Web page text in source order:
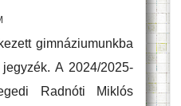
gimnáziumunkba
A 2024/2025-
Radnóti Miklós